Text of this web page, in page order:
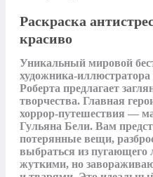
Раскраска
красиво
Уникальный мировой
художника-
Роберта предлагает
творчества. Главная
хоррор-путешествия —
Гульяна Бели. Вам
потерянные вещи,
выбраться из пугающего
жуткими, но